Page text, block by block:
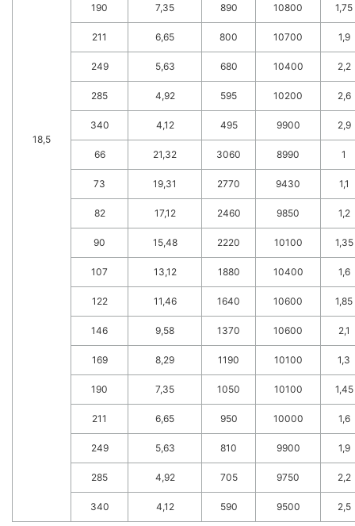
18,5
190 7,35 890 10800 1,75
211 6,65 800 10700 1,9
249 5,63 680 10400 2,2
285 4,92 595 10200 2,6
340 4,12 495 9900 2,9
66 21,32 3060 8990 1
73 19,31 2770 9430 1,1
82 17,12 2460 9850 1,2
90 15,48 2220 10100 1,35
107 13,12 1880 10400 1,6
122 11,46 1640 10600 1,85
146 9,58 1370 10600 2,1
169 8,29 1190 10100 1,3
190 7,35 1050 10100 1,45
211 6,65 950 10000 1,6
249 5,63 810 9900 1,9
285 4,92 705 9750 2,2
340 4,12 590 9500 2,5